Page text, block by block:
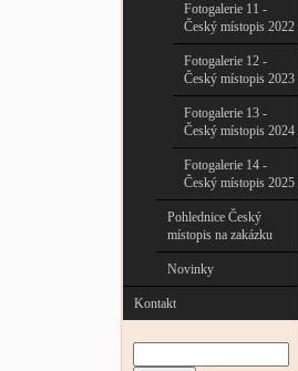
Fotogalerie 11 -
Český místopis 2022
Fotogalerie 12 -
Český místopis 2023
Fotogalerie 13 -
Český místopis 2024
Fotogalerie 14 -
Český místopis 2025
Pohlednice Český
místopis na zakázku
Novinky
Kontakt